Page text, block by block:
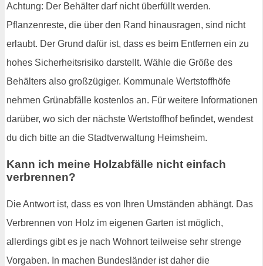
Achtung: Der Behälter darf nicht überfüllt werden.
Pflanzenreste, die über den Rand hinausragen, sind nicht
erlaubt. Der Grund dafür ist, dass es beim Entfernen ein zu
hohes Sicherheitsrisiko darstellt. Wähle die Größe des
Behälters also großzügiger. Kommunale Wertstoffhöfe
nehmen Grünabfälle kostenlos an. Für weitere Informationen
darüber, wo sich der nächste Wertstoffhof befindet, wendest
du dich bitte an die Stadtverwaltung Heimsheim.
Kann ich meine Holzabfälle nicht einfach
verbrennen?
Die Antwort ist, dass es von Ihren Umständen abhängt. Das
Verbrennen von Holz im eigenen Garten ist möglich,
allerdings gibt es je nach Wohnort teilweise sehr strenge
Vorgaben. In machen Bundesländer ist daher die